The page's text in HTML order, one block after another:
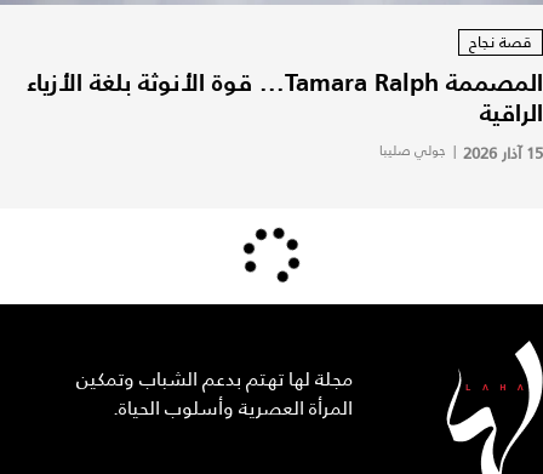
قصة نجاح
المصممة Tamara Ralph... قوة الأنوثة بلغة الأزياء
الراقية
15 آذار 2026 | جولي صليبا
مجلة لها تهتم بدعم الشباب وتمكين
المرأة العصرية وأسلوب الحياة.